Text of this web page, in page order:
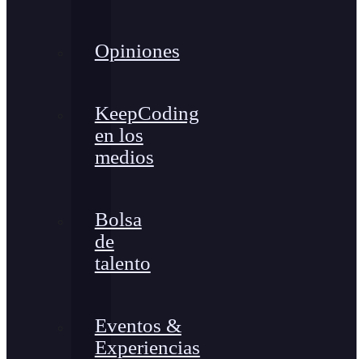
Opiniones
KeepCoding
en los
medios
Bolsa
de
talento
Eventos &
Experiencias